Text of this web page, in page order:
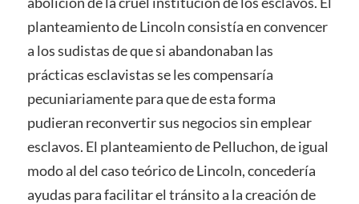
planteamiento de Lincoln consistía en convencer
a los sudistas de que si abandonaban las
prácticas esclavistas se les compensaría
pecuniariamente para que de esta forma
pudieran reconvertir sus negocios sin emplear
esclavos. El planteamiento de Pelluchon, de igual
modo al del caso teórico de Lincoln, concedería
ayudas para facilitar el tránsito a la creación de